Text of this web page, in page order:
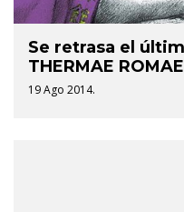
Se retrasa el
THERMAE ROMAE
19 Ago 2014.